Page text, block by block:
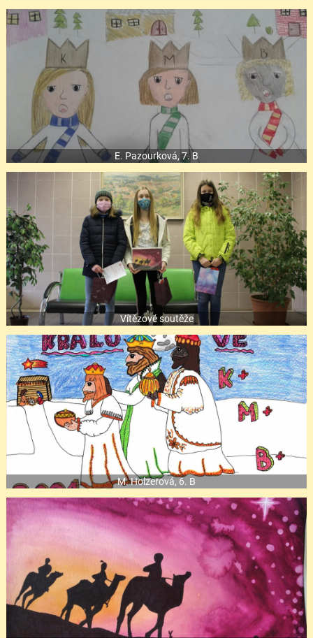
E. Pazourková, 7. B
Vítězové soutěže
M. Holzerová, 6. B